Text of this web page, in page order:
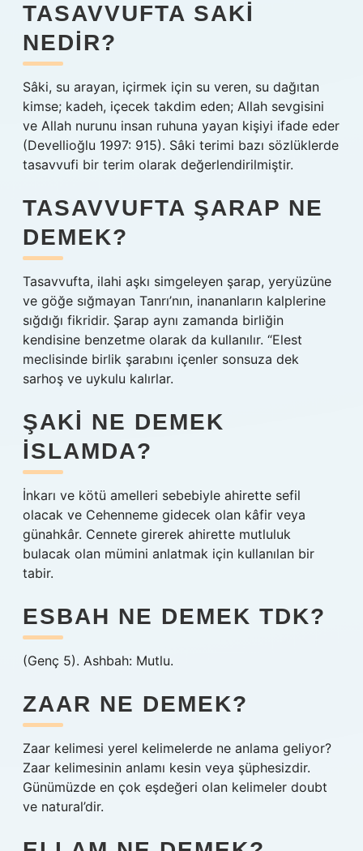
TASAVVUFTA SAKI
NEDIR?
Sâki, su arayan, içirmek için su veren, su dağıtan
kimse; kadeh, içecek takdim eden; Allah sevgisini
ve Allah nurunu insan ruhuna yayan kişiyi ifade eder
(Devellioğlu 1997: 915). Sâki terimi bazı sözlüklerde
tasavvufi bir terim olarak değerlendirilmiştir.
TASAVVUFTA ŞARAP NE
DEMEK?
Tasavvufta, ilahi aşkı simgeleyen şarap, yeryüzüne
ve göğe sığmayan Tanrı’nın, inananların kalplerine
sığdığı fikridir. Şarap aynı zamanda birliğin
kendisine benzetme olarak da kullanılır. “Elest
meclisinde birlik şarabını içenler sonsuza dek
sarhoş ve uykulu kalırlar.
ŞAKI NE DEMEK
ISLAMDA?
İnkarı ve kötü amelleri sebebiyle ahirette sefil
olacak ve Cehenneme gidecek olan kâfir veya
günahkâr. Cennete girerek ahirette mutluluk
bulacak olan mümini anlatmak için kullanılan bir
tabir.
ESBAH NE DEMEK TDK?
(Genç 5). Ashbah: Mutlu.
ZAAR NE DEMEK?
Zaar kelimesi yerel kelimelerde ne anlama geliyor?
Zaar kelimesinin anlamı kesin veya şüphesizdir.
Günümüzde en çok eşdeğeri olan kelimeler doubt
ve natural’dir.